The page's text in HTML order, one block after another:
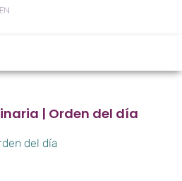
| Orden del día
del día